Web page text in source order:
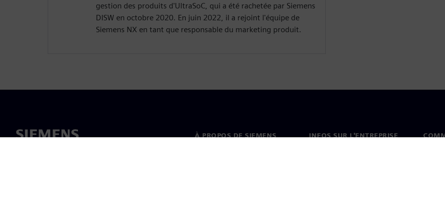
gestion des produits d'UltraSoC, qui a été rachetée par Siemens
DISW en octobre 2020. En juin 2022, il a rejoint l'équipe de
Siemens NX en tant que responsable du marketing produit.
À PROPOS DE SIEMENS INFOS SUR L'ENTREPRISE